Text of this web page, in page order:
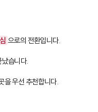
으로의 전환입니다.
습니다.
을 우선 추천합니다.